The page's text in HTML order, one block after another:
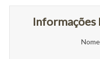
Informações